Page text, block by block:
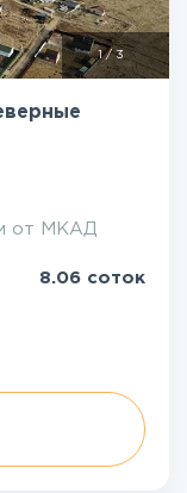
1/3
от МКАД
8.06 соток